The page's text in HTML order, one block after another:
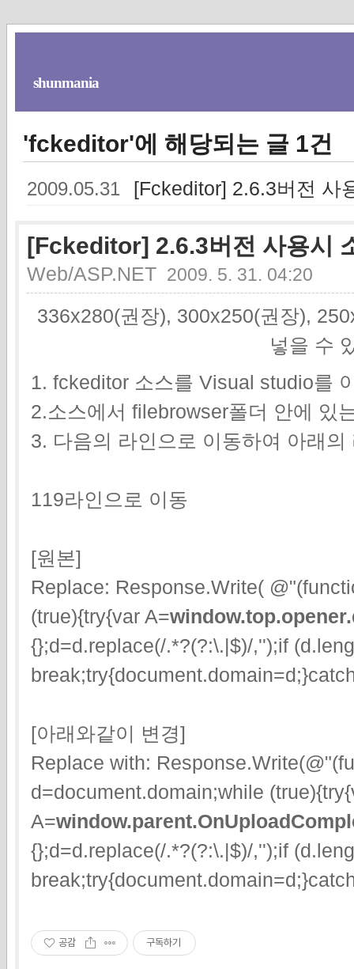
shunmania
'fckeditor'에 해당되는 글 1건
2009.05.31 [Fckeditor] 2.6.3버전 사
[Fckeditor] 2.6.3버전 사용시
Web/ASP.NET 2009. 5. 31. 04:20
336x280(권장), 300x250(권장),
넣을 수
1. fckeditor 소스를 Visual studio를
2.소스에서 filebrowser폴더 안에 있
3. 다음의 라인으로 이동하여 아래
119라인으로 이동
[원본]
Replace: Response.Write(
(true){try{var A=
{};d=d.replace(/.*?(?:\.|$)/,'');if
[아래와같이 변경]
Replace with:
d=document.domain;while
A=
{};d=d.replace(/.*?(?:\.|$)/,'');if
공감 구독하기